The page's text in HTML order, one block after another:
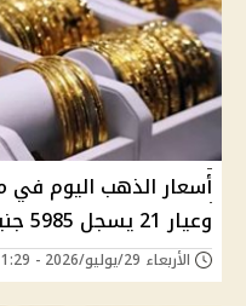
أسعار الذهب اليوم في
وعيار 21 يسجل 5985 جنيهًا
الأربعاء 29/يوليو/2026 - 11:29 م